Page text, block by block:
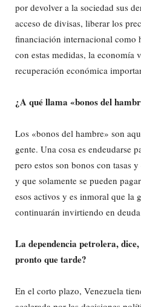
por devolver a la sociedad sus
acceso de divisas, liberar los
financiación internacional como
con estas medidas, la
recuperación económica
¿A qué llama «bonos del
Los «bonos del hambre» son
gente. Una cosa es endeudarse
pero estos son bonos con tasas
y que solamente se pueden
esos activos y es inmoral que la
continuarán invirtiendo en
La dependencia petrolera,
pronto que tarde?
En el corto plazo, Venezuela